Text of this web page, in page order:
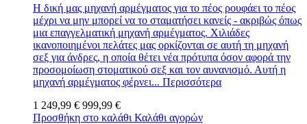
Η δική μας μηχανή αρμέγματος για το πέος ρουφάει το πέος
μέχρι να μην μπορεί να το σταματήσει κανείς - ακριβώς όπως
μια επαγγελματική μηχανή αρμέγματος. Χιλιάδες
ικανοποιημένοι πελάτες μας ορκίζονται σε αυτή τη μηχανή
σεξ για άνδρες, η οποία θέτει νέα πρότυπα όσον αφορά την
προσομοίωση στοματικού σεξ και τον αυνανισμό. Αυτή η
μηχανή αρμέγματος φέρνει... Περισσότερα
1 249,99 € 999,99 €
Προσθήκη στο καλάθι Καλάθι αγορών